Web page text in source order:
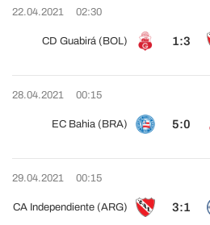
22.04.2021 02:30
CD Guabirá (BOL) 1:3
28.04.2021 00:15
EC Bahia (BRA) 5:0
29.04.2021 00:15
CA Independiente (ARG) 3:1